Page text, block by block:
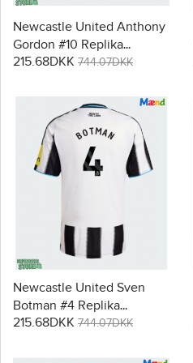
Newcastle United Anthony
Gordon #10 Replika
Udebanetrøje 2025-26
215.68DKK 744.07DKK
Newcastle United Sven
Botman #4 Replika
Hjemmebanetrøje 2025-26
215.68DKK 744.07DKK